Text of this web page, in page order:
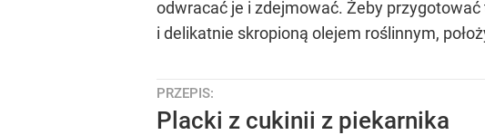
odwracać je i zdejmować. Żeby
i delikatnie skropioną olejem roślinnym,
PRZEPIS:
Placki z cukinii z piekarnika